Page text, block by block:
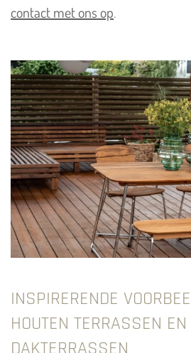
contact met ons op.
INSPIRERENDE
HOUTEN TERRASSEN EN